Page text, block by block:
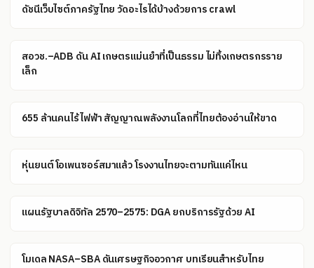
ดัชนีเว็บไซต์ภาครัฐไทย วัดอะไรได้บ้างด้วยการ crawl
สอวช.–ADB ดัน AI เกษตรแม่นยำที่เป็นธรรม ไม่ทิ้งเกษตรกรราย
เล็ก
655 ล้านคนไร้ไฟฟ้า สัญญาณพลังงานโลกที่ไทยต้องอ่านให้ขาด
หุ่นยนต์โอเพนซอร์สมาแล้ว โรงงานไทยจะตามทันแค่ไหน
แผนรัฐบาลดิจิทัล 2570–2575: DGA ยกบริการรัฐด้วย AI
โมเดล NASA–SBA ดันเศรษฐกิจอวกาศ บทเรียนสำหรับไทย